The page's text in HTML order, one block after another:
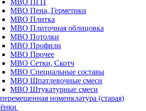
МВО ПГП
МВО Пена, Герметики
МВО Плитка
МВО Плиточная облицовка
МВО Потолки
МВО Профили
МВО Прочее
МВО Сетки, Скотч
МВО Специальные составы
МВО Шпатлевочные смеси
МВО Штукатурные смеси
номенклатура (старая)